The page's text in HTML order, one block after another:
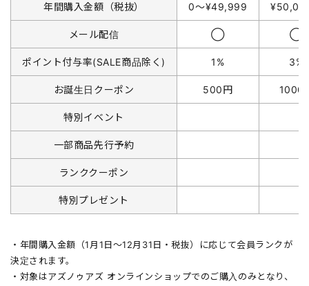
年間購入金額（税抜） 0〜¥49,999
メール配信 ◯ ◯
ポイント付与率(SALE商品除く) 1% 3%
お誕生日クーポン 500円 1000
特別イベント
一部商品先行予約
ランククーポン
特別プレゼント
・年間購入金額（1月1日〜12月31日・税抜）に応じて会員ランクが
決定されます。
・対象はアズノゥアズ オンラインショップでのご購入のみとなり、